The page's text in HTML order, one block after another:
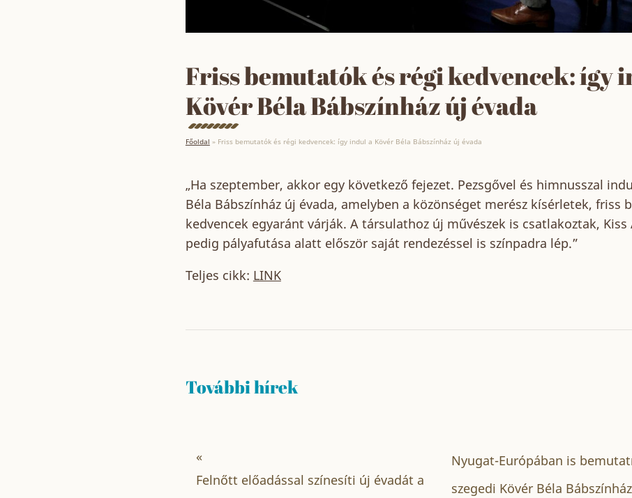
Friss bemutatók és régi kedvencek: így
Kövér Béla Bábszínház új évada
Főoldal » Friss bemutatók és régi kedvencek: így indul a Kövér Béla Bábszínház új évada
„Ha szeptember, akkor egy következő fejezet. Pezsgővel és himnusszal
Béla Bábszínház új évada, amelyben a közönséget merész kísérletek, friss
kedvencek egyaránt várják. A társulathoz új művészek is csatlakoztak, Kiss
pedig pályafutása alatt először saját rendezéssel is színpadra lép.”
Teljes cikk: LINK
További hírek
«
Felnőtt előadással színesíti új évadát a
Nyugat-Európában is
szegedi Kövér Béla Bábszínház